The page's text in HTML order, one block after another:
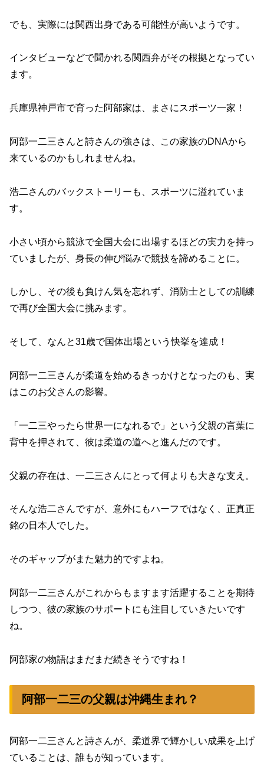
でも、実際には関西出身である可能性が高いようです。
インタビューなどで聞かれる関西弁がその根拠となってい
ます。
兵庫県神戸市で育った阿部家は、まさにスポーツ一家！
阿部一二三さんと詩さんの強さは、この家族のDNAから
来ているのかもしれませんね。
浩二さんのバックストーリーも、スポーツに溢れていま
す。
小さい頃から競泳で全国大会に出場するほどの実力を持っ
ていましたが、身長の伸び悩みで競技を諦めることに。
しかし、その後も負けん気を忘れず、消防士としての訓練
で再び全国大会に挑みます。
そして、なんと31歳で国体出場という快挙を達成！
阿部一二三さんが柔道を始めるきっかけとなったのも、実
はこのお父さんの影響。
「一二三やったら世界一になれるで」という父親の言葉に
背中を押されて、彼は柔道の道へと進んだのです。
父親の存在は、一二三さんにとって何よりも大きな支え。
そんな浩二さんですが、意外にもハーフではなく、正真正
銘の日本人でした。
そのギャップがまた魅力的ですよね。
阿部一二三さんがこれからもますます活躍することを期待
しつつ、彼の家族のサポートにも注目していきたいです
ね。
阿部家の物語はまだまだ続きそうですね！
阿部一二三の父親は沖縄生まれ？
阿部一二三さんと詩さんが、柔道界で輝かしい成果を上げ
ていることは、誰もが知っています。